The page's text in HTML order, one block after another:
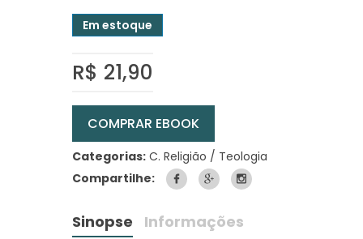
Em estoque
R$ 21,90
COMPRAR EBOOK
Categorias: C. Religião / Teologia
Compartilhe:
Sinopse Informações